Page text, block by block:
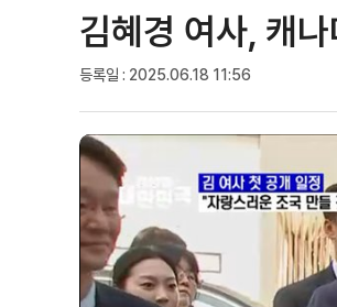
김혜경 여사, 캐
등록일 : 2025.06.18 11:56